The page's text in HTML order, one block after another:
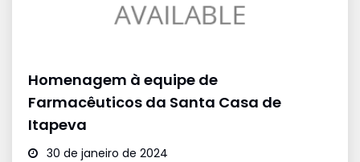
Homenagem à equipe de
Farmacêuticos da Santa Casa de
Itapeva
30 de janeiro de 2024